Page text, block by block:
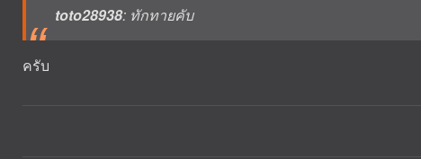
toto28938: ทักทายคับ
ครับ